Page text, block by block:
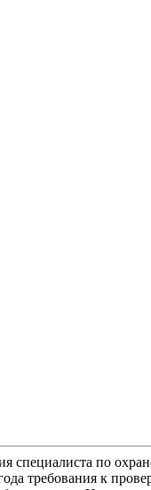
специалиста по
требования к